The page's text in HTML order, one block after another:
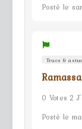
Posté le
Trucs &
0 Votes 2
Posté le